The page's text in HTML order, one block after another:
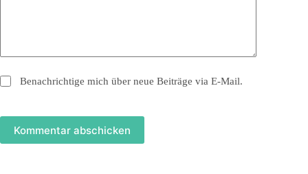
Benachrichtige mich über neue Beiträge via E-Mail.
Kommentar abschicken